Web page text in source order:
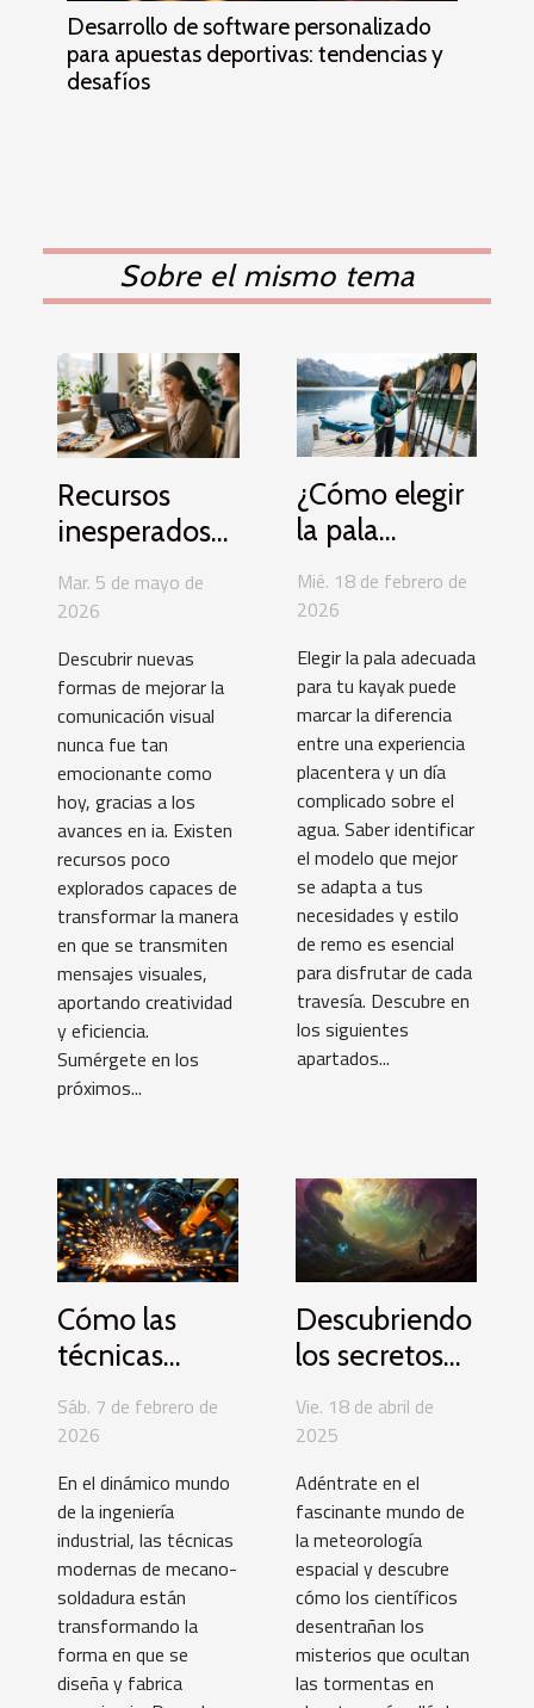
Desarrollo de software personalizado
para apuestas deportivas: tendencias y
desafíos
Sobre el mismo tema
Recursos
inesperados
optimizar la
visual con ia
Mar. 5 de mayo de
2026
Descubrir nuevas
formas de mejorar la
comunicación visual
nunca fue tan
emocionante como
hoy, gracias a los
avances en ia. Existen
recursos poco
explorados capaces de
transformar la manera
en que se transmiten
mensajes visuales,
aportando creatividad
y eficiencia.
Sumérgete en los
próximos...
¿Cómo elegir
la pala
para tu
Mié. 18 de febrero de
2026
Elegir la pala adecuada
para tu kayak puede
marcar la diferencia
entre una experiencia
placentera y un día
complicado sobre el
agua. Saber identificar
el modelo que mejor
se adapta a tus
necesidades y estilo
de remo es esencial
para disfrutar de cada
travesía. Descubre en
los siguientes
apartados...
Cómo las
técnicas
mecano-
están
remodelando
la
construcción
de
maquinaria
Sáb. 7 de febrero de
2026
En el dinámico mundo
de la ingeniería
industrial, las técnicas
modernas de mecano-
soldadura están
transformando la
forma en que se
diseña y fabrica
Descubriendo
los secretos
tormentas en
lejanos
Vie. 18 de abril de
2025
Adéntrate en el
fascinante mundo de
la meteorología
espacial y descubre
cómo los científicos
desentrañan los
misterios que ocultan
las tormentas en